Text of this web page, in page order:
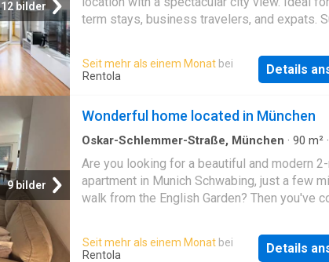
12 bilder
term stays, business travelers, and expats.
Seit mehr als einem Monat bei
Rentola
Details
9 bilder
Wonderful home located in München
Oskar-Schlemmer-Straße, München · 90 m² ·
Wohnung
Are you looking for a beautiful and modern
apartment in Munich Schwabing, just a few
walk from the English Garden? Then you've
and green residential area in Munich's
district, just a few minutes' walk from the
Seit mehr als einem Monat bei
Rentola
Details